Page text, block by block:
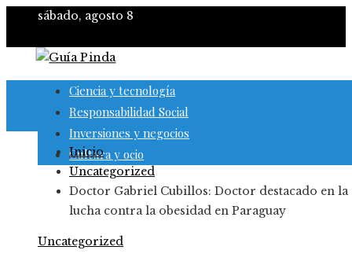
sábado, agosto 8
Ciencia y tecnología
Responsabilidad Social
Inversiones y negocios
Cultura y ocio
Inicio
Uncategorized
Doctor Gabriel Cubillos: Doctor destacado en la
lucha contra la obesidad en Paraguay
Uncategorized